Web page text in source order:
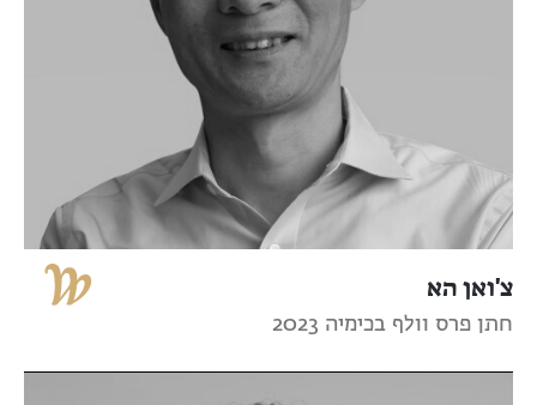
צ'ואן הא
חתן פרס וולף בכימיה 2023